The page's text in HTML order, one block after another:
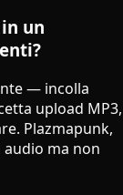
un
— incolla
upload MP3,
Plazmapunk,
audio ma non